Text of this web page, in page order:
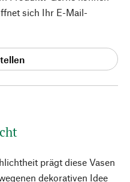
prägt diese Vasen
dekorativen Idee
sich Ihr E-Mail-